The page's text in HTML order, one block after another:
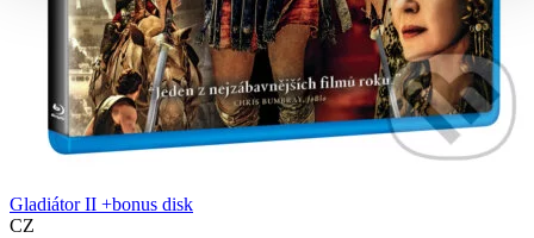
Gladiátor II +bonus disk
CZ